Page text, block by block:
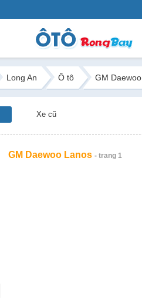
Long An Ô tô GM Daewoo
Xe cũ
GM Daewoo Lanos - trang 1